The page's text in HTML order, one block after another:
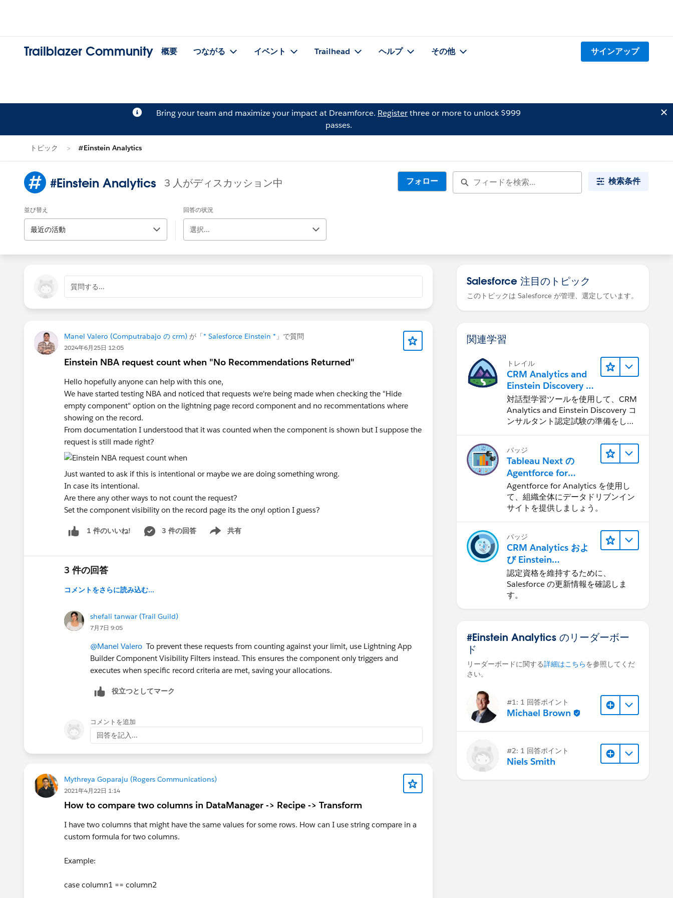
Trailblazer Community 概要 つながる イベント Trailhead ヘルプ その他 サインアップ
Bring your team and maximize your impact at Dreamforce. Registerthree or more to unlock $999
passes.
トピック #Einstein Analytics
#Einstein Analytics 3 人がディスカッション中 フォロー 検索条件
並び替え
最近の活動
回答の状況
選択...
質問する...
Manel Valero (Computrabajo の crm) が「* Salesforce Einstein * 」で質問
2024年6月25日 12:05
Einstein NBA request count when "No Recommendations Returned"
Hello hopefully anyone can help with this one,
We have started testing NBA and noticed that requests we're being made when checking the "Hide
empty component" option on the lightning page record component and no recommentations where
showing on the record.
From documentation I understood that it was counted when the component is shown but I suppose the
request is still made right?
Just wanted to ask if this is intentional or maybe we are doing something wrong.
In case its intentional.
Are there any other ways to not count the request?
Set the component visibility on the record page its the onyl option I guess?
1 件のいいね! 3 件の回答 共有
Show menu
3 件の回答
コメントをさらに読み込む...
shefali tanwar (Trail Guild)
7月7日 9:05
@Manel Valero To prevent these requests from counting against your limit, use Lightning App
Builder Component Visibility Filters instead. This ensures the component only triggers and
executes when specific record criteria are met, saving your allocations.
役立つとしてマーク
コメントを追加
回答を記入...
Mythreya Goparaju (Rogers Communications)
2021年4月22日 1:14
How to compare two columns in DataManager -> Recipe -> Transform
I have two columns that might have the same values for some rows. How can I use string compare in a
custom formula for two columns.
Example:
case column1 == column2
Salesforce 注目のトピック
このトピックは Salesforce が管理、選定しています。
関連学習
トレイル
CRM Analytics and
Einstein Discovery コ
ンサルタント試験に
向けた学習
対話型学習ツールを使用して、CRM
Analytics and Einstein Discovery コ
ンサルタント認定試験の準備をしま
バッジ
Tableau Next の
Agentforce for
Analytics: クイックル
ック
Agentforce for Analytics を使用し
て、組織全体にデータドリブンイン
サイトを提供しましょう。
バッジ
CRM Analytics およ
び Einstein
Discovery。短所。認
定メンテナンス
(Spring ’25)
認定資格を維持するために、
Salesforce の更新情報を確認しま
す。
#Einstein Analytics のリーダーボー
ド
リーダーボードに関する詳細はこちらを参照してくだ
さい。
#1: 1 回答ポイント
Michael Brown
#2: 1 回答ポイント
Niels Smith